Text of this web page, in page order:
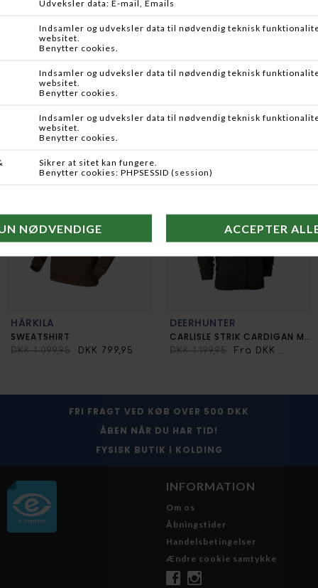
Flere farver
HÄRKILA DEERHUNTER
HÄRKILA
SWEATSHIRT
DKK 1.099,95 DKK 799,95
DEERHUNTER
CARLISLE STRIK CARDIGAN M. WINDSTOPPER
DKK 1.199,95 Fra DKK 899,00
FRI FRAGT VED KØB OVER 500 DKK
ÅBEN NÅR DU HAR TID!
FYSISK BUTIK I KOLDING
INFORMATION
Om os
Åbningstider
Handelsbetingelser
Ændre cookie samtykke